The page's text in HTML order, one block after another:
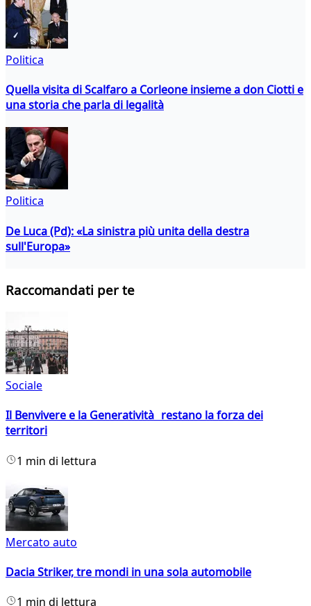
Politica
Quella visita di Scalfaro a Corleone insieme a don Ciotti e
una storia che parla di legalità
Politica
De Luca (Pd): «La sinistra più unita della destra
sull'Europa»
Raccomandati per te
Sociale
Il Benvivere e la Generatività restano la forza dei
territori
1 min di lettura
Mercato auto
Dacia Striker, tre mondi in una sola automobile
1 min di lettura